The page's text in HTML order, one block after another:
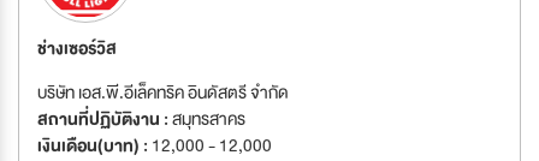
ช่างเซอร์วิส
บริษัท เอส.พี.อีเล็คทริค อินดัสตรี จำกัด
สถานที่ปฏิบัติงาน :สมุทรสาคร
เงินเดือน(บาท) : 12,000 - 12,000